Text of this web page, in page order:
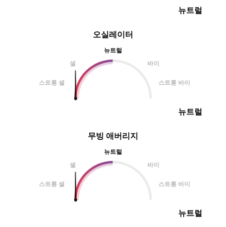
오실레이터
뉴트럴
셀
바이
스트롱 셀 스트롱 바이
뉴트럴
뉴트럴
무빙 애버리지
뉴트럴
셀
바이
스트롱 셀 스트롱 바이
뉴트럴